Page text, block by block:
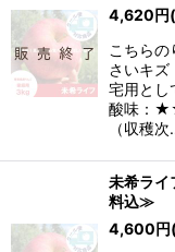
4,620円
こちら
さいキズ
宅用と
酸味：
（収穫
未希ラ
料込≫
4,600円